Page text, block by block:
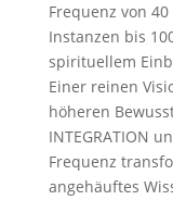
Frequenz von
Instanzen bis
spirituellem
Einer reinen
höheren
INTEGRATION
Frequenz
angehäuftes